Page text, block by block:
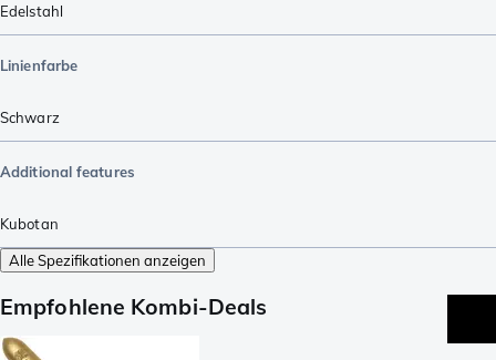
Edelstahl
Linienfarbe
Schwarz
Additional features
Kubotan
Alle Spezifikationen anzeigen
Empfohlene Kombi-Deals